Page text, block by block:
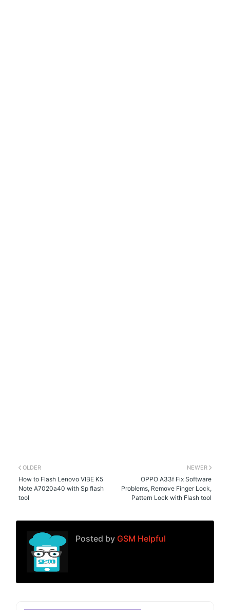
NEWER
OPPO A33f Fix Software
Problems, Remove Finger Lock,
Pattern Lock with Flash tool
OLDER
How to Flash Lenovo VIBE K5
Note A7020a40 with Sp flash
tool
Posted by GSM Helpful